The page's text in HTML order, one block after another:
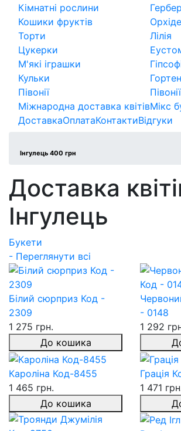
Кімнатні рослини
Кошики фруктів
Торти
Цукерки
М'які іграшки
Кульки
Півонії
Міжнародна доставка квітів
Лілія
Півонії
Мікс
ДоставкаОплатаКонтактиВідгуки
Інгулець 400 грн
Доставка
Інгулець
Букети
- Переглянути всі
Білий сюрприз Код -
2309
1 275 грн.
До кошика
- 0148
1 292
Кароліна Код-8455
1 465 грн.
До кошика
Грація
1 471